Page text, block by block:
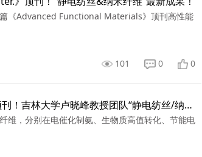
《Advanced Functional Materials》顶刊高性能
101 0 0
半月连发3篇IF＞15顶刊！吉林大学卢晓峰教授团队“静电纺丝/纳米纤维”新进展
维，分别在电催化制氨、生物质高值转化、节能电